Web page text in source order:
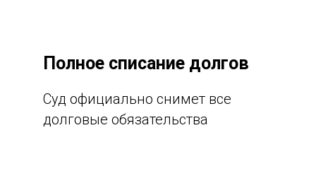
Полное списание долгов
Суд официально снимет все
долговые обязательства